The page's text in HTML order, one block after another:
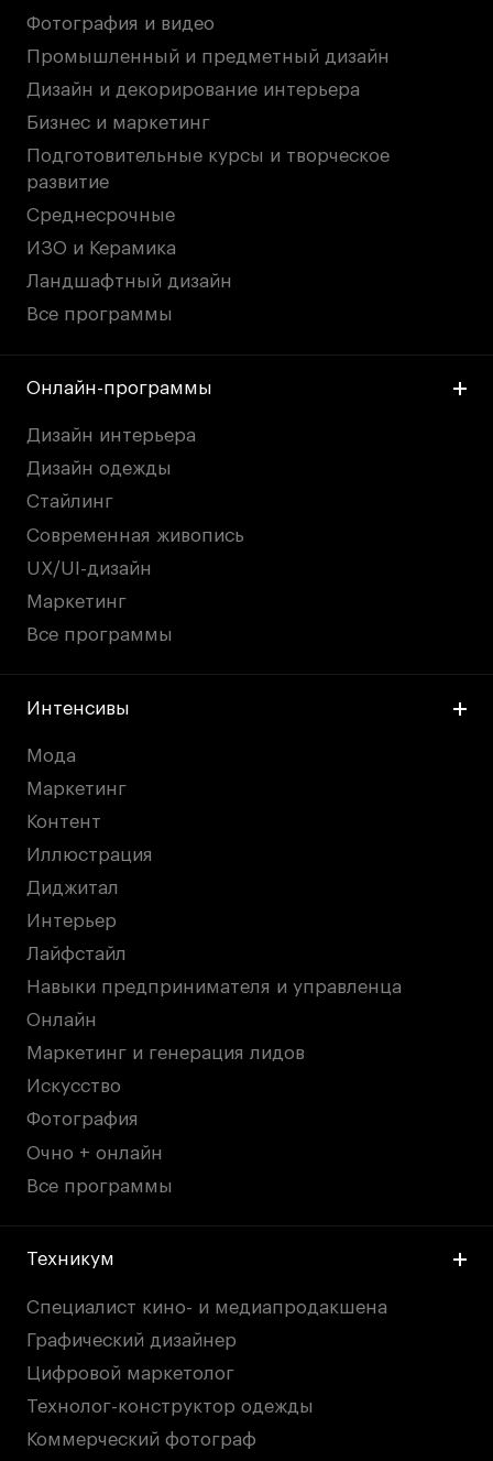
Fashion Summer
Проект с Microsoft
Подобрать программу
дверей
дверей
Истории успеха
Истории успеха
Работы студентов
Работы студентов
Universal University
Universal University
EN
EN
© 2026 БВШД
Политика конфиденциальности
Публичная оферта
Условия возврата
Кредит на образование с господдержкой
Лицензия на осуществление образовательной
деятельности АНО ВО «Универсальный
Фотография и видео
Промышленный и предметный дизайн
Дизайн и декорирование интерьера
Бизнес и маркетинг
Подготовительные курсы и творческое
развитие
Среднесрочные
ИЗО и Керамика
Ландшафтный дизайн
Все программы
Онлайн-программы
Дизайн интерьера
Дизайн одежды
Стайлинг
Современная живопись
UX/UI-дизайн
Маркетинг
Все программы
Интенсивы
Мода
Маркетинг
Контент
Иллюстрация
Диджитал
Интерьер
Лайфстайл
Навыки предпринимателя и управленца
Онлайн
Маркетинг и генерация лидов
Искусство
Фотография
Очно + онлайн
Все программы
Техникум
Специалист кино- и медиапродакшена
Графический дизайнер
Цифровой маркетолог
Технолог-конструктор одежды
Коммерческий фотограф